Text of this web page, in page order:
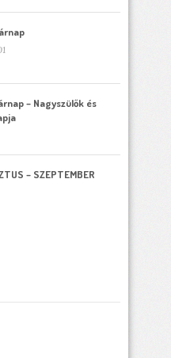
– Nagyszülők és
– SZEPTEMBER